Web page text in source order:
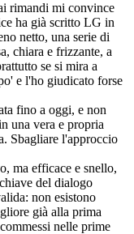
rimandi mi convince
ha già scritto LG in
netto, una serie di
chiara e frizzante, a
se si mira a
e l'ho giudicato forse
fino a oggi, e non
una vera e propria
Sbagliare l'approccio
ma efficace e snello,
del dialogo
non esistono
già alla prima
nelle prime